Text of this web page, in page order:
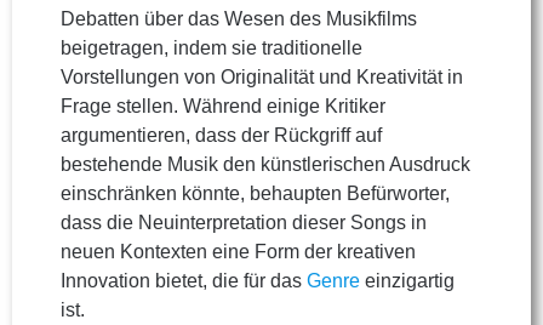
Debatten über das Wesen des Musikfilms
beigetragen, indem sie traditionelle
Vorstellungen von Originalität und Kreativität in
Frage stellen. Während einige Kritiker
argumentieren, dass der Rückgriff auf
bestehende Musik den künstlerischen Ausdruck
einschränken könnte, behaupten Befürworter,
dass die Neuinterpretation dieser Songs in
neuen Kontexten eine Form der kreativen
Innovation bietet, die für das Genre einzigartig
ist.